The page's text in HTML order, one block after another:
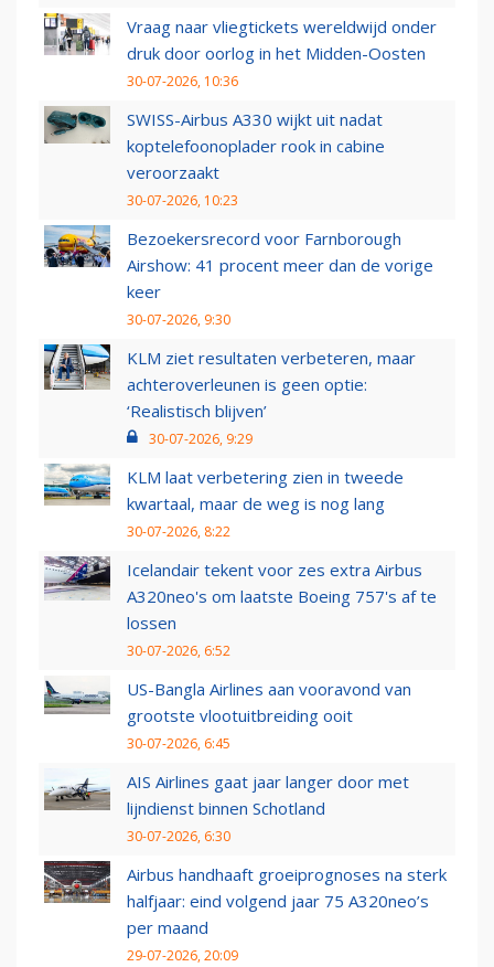
Vraag naar vliegtickets wereldwijd onder
druk door oorlog in het Midden-Oosten
30-07-2026, 10:36
SWISS-Airbus A330 wijkt uit nadat
koptelefoonoplader rook in cabine
veroorzaakt
30-07-2026, 10:23
Bezoekersrecord voor Farnborough
Airshow: 41 procent meer dan de vorige
keer
30-07-2026, 9:30
KLM ziet resultaten verbeteren, maar
achteroverleunen is geen optie:
‘Realistisch blijven’
30-07-2026, 9:29
KLM laat verbetering zien in tweede
kwartaal, maar de weg is nog lang
30-07-2026, 8:22
Icelandair tekent voor zes extra Airbus
A320neo's om laatste Boeing 757's af te
lossen
30-07-2026, 6:52
US-Bangla Airlines aan vooravond van
grootste vlootuitbreiding ooit
30-07-2026, 6:45
AIS Airlines gaat jaar langer door met
lijndienst binnen Schotland
30-07-2026, 6:30
Airbus handhaaft groeiprognoses na sterk
halfjaar: eind volgend jaar 75 A320neo’s
per maand
29-07-2026, 20:09